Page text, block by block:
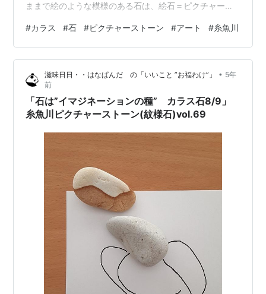
ままで絵のような模様のある石は、絵石＝ピクチャース
ャーストーンの”石はそのまま”に、 そこから広がるイマ
ジネーション（想像）の世界を、 ”石の外”に表現（創
造）して、 両者を併せた「ピクチャーストーンアート」
を制作しています。 写真のように、 石を、「石から広が
る”想像の先”を…
#カラス #石 #ピクチャーストーン #アート #糸魚川
滋味日日・・はなぱんだ の「いいこと ”お福わけ”」 • 5年
前
「石は”イマジネーションの種” カラス石8/9」
糸魚川ピクチャーストーン(紋様石)vol.69